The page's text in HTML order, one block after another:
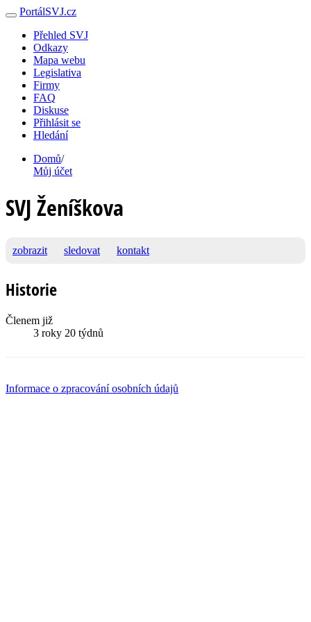
PortálSVJ.cz
Přehled SVJ
Odkazy
Mapa webu
Legislativa
Firmy
FAQ
Diskuse
Přihlásit se
Hledání
Domů/
Můj účet
SVJ Ženíškova
zobrazit sledovat kontakt
Historie
Členem již
3 roky 20 týdnů
Informace o zpracování osobních údajů